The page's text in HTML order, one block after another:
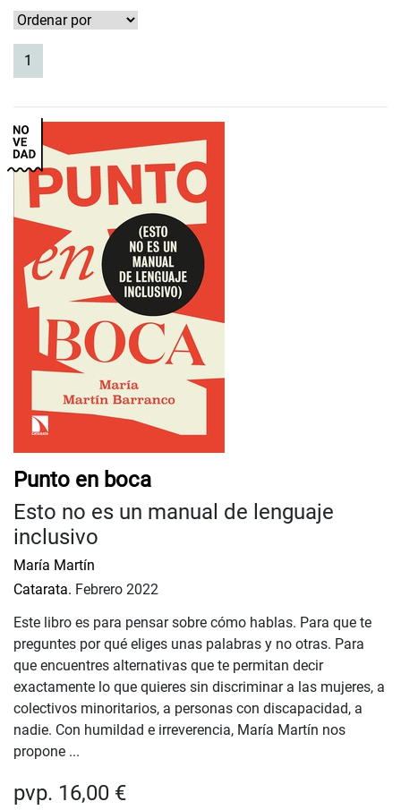
1
Punto en boca
Esto no es un manual de lenguaje
inclusivo
María Martín
Catarata. Febrero 2022
Este libro es para pensar sobre cómo hablas. Para que te
preguntes por qué eliges unas palabras y no otras. Para
que encuentres alternativas que te permitan decir
exactamente lo que quieres sin discriminar a las mujeres, a
colectivos minoritarios, a personas con discapacidad, a
nadie. Con humildad e irreverencia, María Martín nos
propone ...
pvp. 16,00 €